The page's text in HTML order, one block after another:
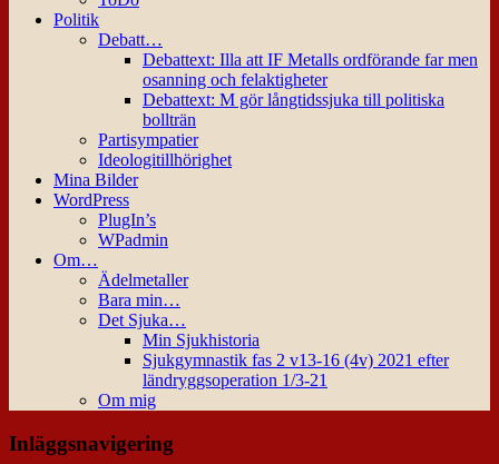
Politik
Debatt…
Debattext: Illa att IF Metalls ordförande far men
osanning och felaktigheter
Debattext: M gör långtidssjuka till politiska
bollträn
Partisympatier
Ideologitillhörighet
Mina Bilder
WordPress
PlugIn’s
WPadmin
Om…
Ädelmetaller
Bara min…
Det Sjuka…
Min Sjukhistoria
Sjukgymnastik fas 2 v13-16 (4v) 2021 efter
ländryggsoperation 1/3-21
Om mig
Inläggsnavigering